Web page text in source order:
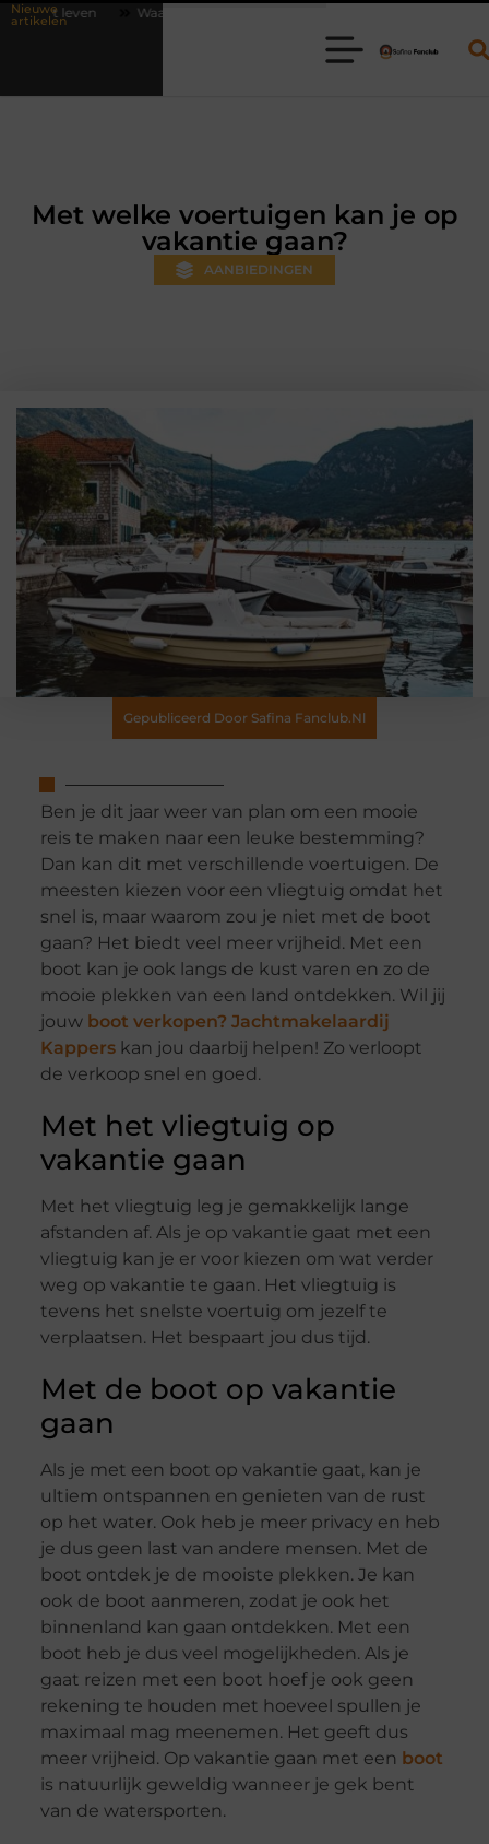
Nieuwe
artikelenonline vlees bestellen steeds gewoner wordt
Met welke voertuigen kan je op
vakantie gaan?
AANBIEDINGEN
Gepubliceerd Door Safina Fanclub.nl
Ben je dit jaar weer van plan om een mooie
reis te maken naar een leuke bestemming?
Dan kan dit met verschillende voertuigen. De
meesten kiezen voor een vliegtuig omdat het
snel is, maar waarom zou je niet met de boot
gaan? Het biedt veel meer vrijheid. Met een
boot kan je ook langs de kust varen en zo de
mooie plekken van een land ontdekken. Wil jij
jouw boot verkopen? Jachtmakelaardij
Kapperskan jou daarbij helpen! Zo verloopt
de verkoop snel en goed.
Met het vliegtuig op
vakantie gaan
Met het vliegtuig leg je gemakkelijk lange
afstanden af. Als je op vakantie gaat met een
vliegtuig kan je er voor kiezen om wat verder
weg op vakantie te gaan. Het vliegtuig is
tevens het snelste voertuig om jezelf te
verplaatsen. Het bespaart jou dus tijd.
Met de boot op vakantie
gaan
Als je met een boot op vakantie gaat, kan je
ultiem ontspannen en genieten van de rust
op het water. Ook heb je meer privacy en heb
je dus geen last van andere mensen. Met de
boot ontdek je de mooiste plekken. Je kan
ook de boot aanmeren, zodat je ook het
binnenland kan gaan ontdekken. Met een
boot heb je dus veel mogelijkheden. Als je
gaat reizen met een boot hoef je ook geen
rekening te houden met hoeveel spullen je
maximaal mag meenemen. Het geeft dus
meer vrijheid. Op vakantie gaan met een boot
is natuurlijk geweldig wanneer je gek bent
van de watersporten.